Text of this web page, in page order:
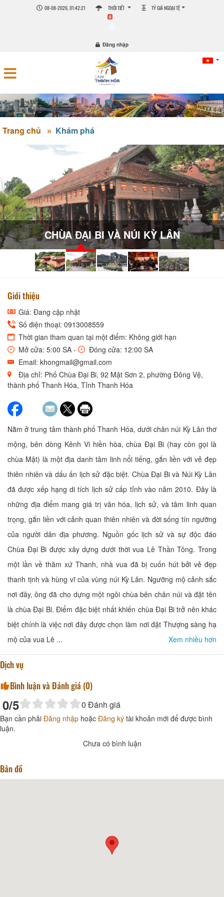
08-08-2026, 01:42:21 THỜI TIẾT TỶ GIÁ NGOẠI TỆ
0
Đăng nhập
Trang chủ Khám phá
CHÙA ĐẠI BI VÀ NÚI KỲ LÂN
Giới thiệu
Giá: Đang cập nhật
Số điện thoại: 0913008559
Thời gian tham quan tại một điểm: Không giới hạn
Mở cửa: 5:00 SA -
Đóng cửa: 12:00 SA
Email: khongmail@gmail.com
Địa chỉ: Phố Chùa Đại Bi, 92 Mật Sơn 2, phường Đông Vệ,
thành phố Thanh Hóa, Tỉnh Thanh Hóa
Nằm ở trung tâm thành phố Thanh Hóa, dưới chân núi Kỳ Lân thơ
mộng, bên dòng Kênh Vi hiền hòa, chùa Đại Bi (hay còn gọi là
chùa Mật) là một địa danh tâm linh nổi tiếng, gắn liền với vẻ đẹp
thiên nhiên và dấu ấn lịch sử đặc biệt. Chùa Đại Bi và Núi Kỳ Lân
đã được xếp hạng di tích lịch sử cấp tỉnh vào năm 2010. Đây là
những địa điểm mang giá trị văn hóa, lịch sử, và tâm linh quan
trọng, gắn liền với cảnh quan thiên nhiên và đời sống tín ngưỡng
của người dân địa phương. Nguồn gốc lịch sử và sự độc đáo
Chùa Đại Bi được xây dựng dưới thời vua Lê Thần Tông. Trong
một lần về thăm xứ Thanh, nhà vua đã bị cuốn hút bởi vẻ đẹp
thanh tịnh và hùng vĩ của vùng núi Kỳ Lân. Ngưỡng mộ cảnh sắc
nơi đây, ông đã cho dựng một ngôi chùa bên chân núi và đặt tên
là chùa Đại Bi. Điểm đặc biệt nhất khiến chùa Đại Bi trở nên khác
biệt chính là việc nơi đây được chọn làm nơi đặt Thượng sàng hạ
mộ của vua Lê ...
Xem nhiều hơn
Dịch vụ
Bình luận và Đánh giá (0)
0/5 0 Đánh giá
Bạn cần phải Đăng nhập hoặc Đăng ký tài khoản mới để được bình
luận.
Chưa có bình luận
Bản đồ